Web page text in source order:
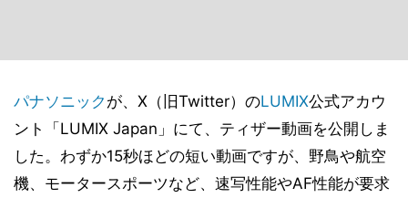
パナソニック が、X（旧Twitter）のLUMIX公式アカウ
ント「LUMIX Japan」にて、ティザー動画を公開しま
した。わずか15秒ほどの短い動画ですが、野鳥や航空
機、モータースポーツなど、速写性能やAF性能が要求